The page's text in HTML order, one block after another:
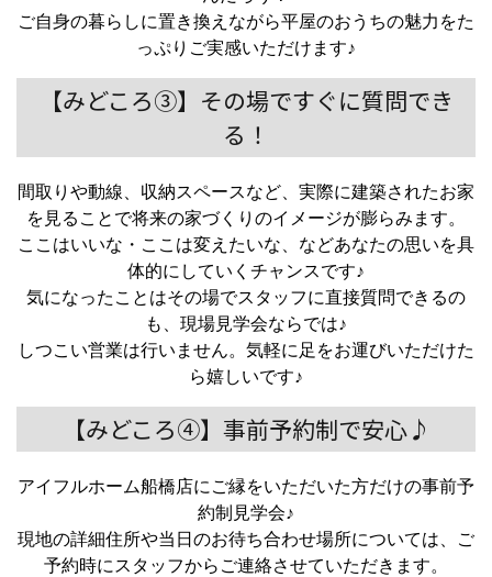
ご自身の暮らしに置き換えながら平屋のおうちの魅力をた
っぷりご実感いただけます♪
【みどころ③】その場ですぐに質問でき
る！
間取りや動線、収納スペースなど、実際に建築されたお家
を見ることで将来の家づくりのイメージが膨らみます。
ここはいいな・ここは変えたいな、などあなたの思いを具
体的にしていくチャンスです♪
気になったことはその場でスタッフに直接質問できるの
も、現場見学会ならでは♪
しつこい営業は行いません。気軽に足をお運びいただけた
ら嬉しいです♪
【みどころ④】事前予約制で安心♪
アイフルホーム船橋店にご縁をいただいた方だけの事前予
約制見学会♪
現地の詳細住所や当日のお待ち合わせ場所については、ご
予約時にスタッフからご連絡させていただきます。